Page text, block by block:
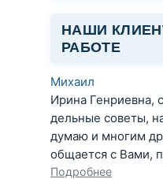
НАШИ
РАБОТЕ
Михаил
Ирина Генриевна,
дельные советы,
думаю и многим
общается с Вами,
Подробнее